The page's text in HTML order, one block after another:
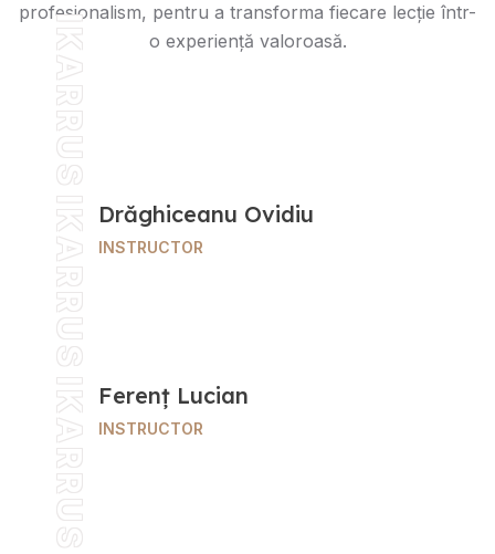
profesionalism, pentru a transforma fiecare lecție într-
o experiență valoroasă.
IKARRUS
Drăghiceanu Ovidiu
INSTRUCTOR
IKARRUS
Ferenț Lucian
INSTRUCTOR
IKARRUS